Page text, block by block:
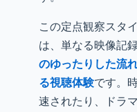
この定点観察スタ
は、単なる映像記
のゆったりした流
る視聴体験です。
速されたり、ドラ